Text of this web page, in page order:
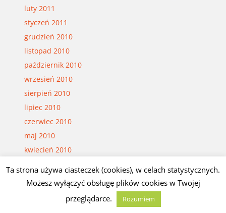
luty 2011
styczeń 2011
grudzień 2010
listopad 2010
październik 2010
wrzesień 2010
sierpień 2010
lipiec 2010
czerwiec 2010
maj 2010
kwiecień 2010
luty 2010
grudzień 2009
Ta strona używa ciasteczek (cookies), w celach statystycznych.
Możesz wyłączyć obsługę plików cookies w Twojej
przeglądarce.
Rozumiem